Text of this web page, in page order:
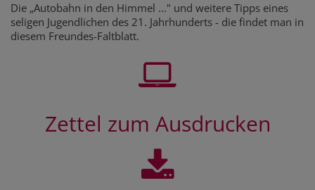
Die „Autobahn in den Himmel ..." und weitere Tipps eines
seligen Jugendlichen des 21. Jahrhunderts - die findet man in
diesem Freundes-Faltblatt.
Zettel zum Ausdrucken